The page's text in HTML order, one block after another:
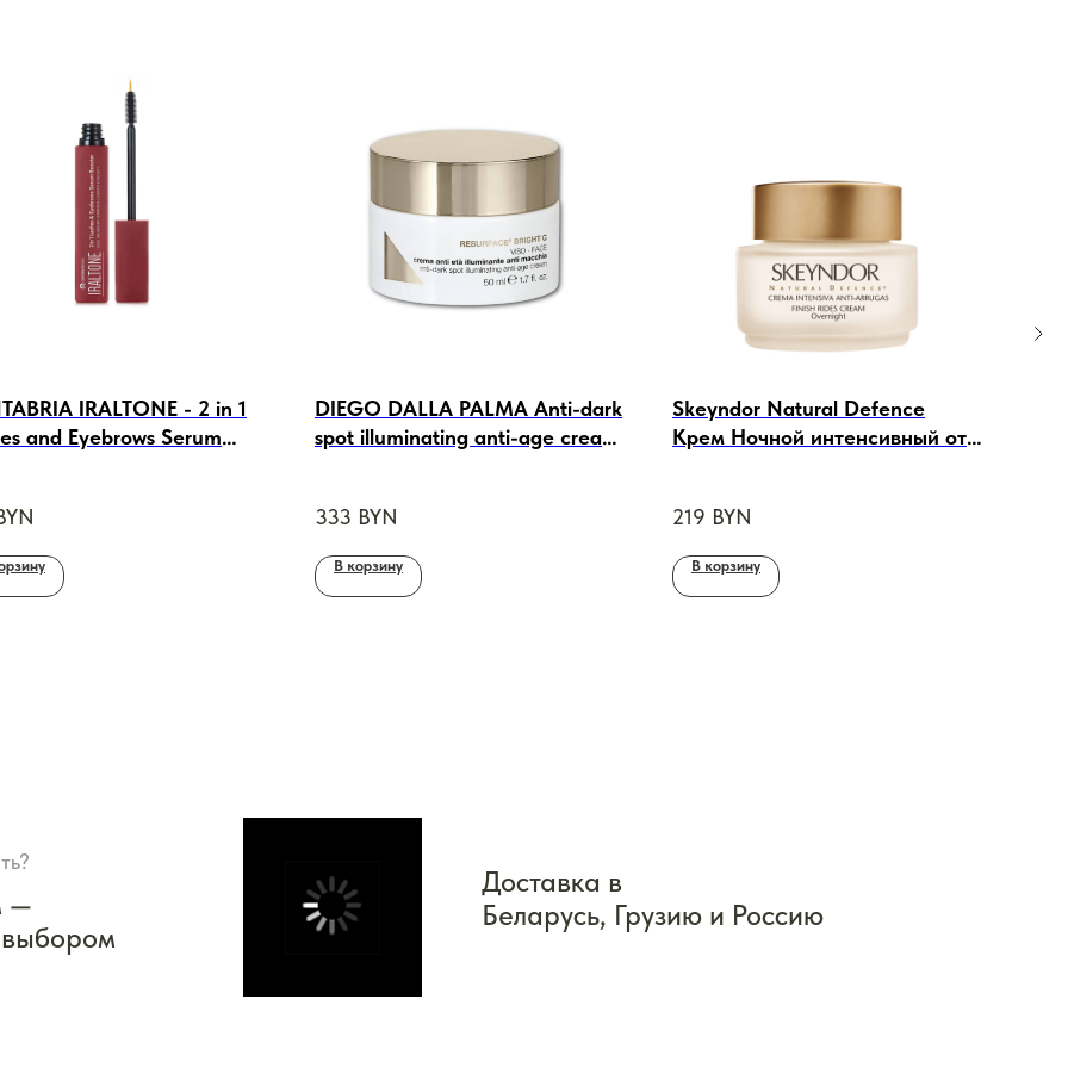
IRALTONE - 2 in 1
and Eyebrows Serum
и удлинения
и бровей, 10 ml
DIEGO DALLA PALMA Anti-dark
spot illuminating anti-age cream
333 BYN
В корзину
Skeyndor Natural Defence
Крем Ночной интенсивный от
219 BYN
В корзину
—
Доставка в
Беларусь, Грузию и Россию